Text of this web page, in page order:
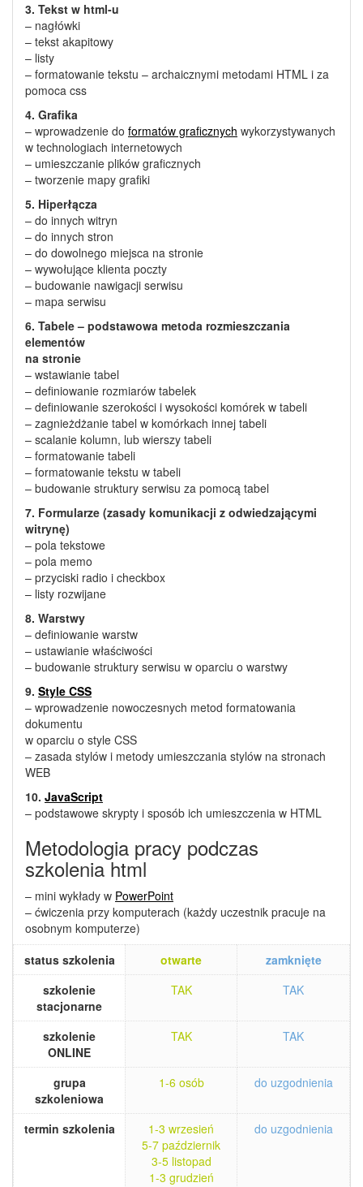
3. Tekst w html-u
– nagłówki
– tekst akapitowy
– listy
– formatowanie tekstu – archaicznymi metodami HTML i za
pomoca css
4. Grafika
– wprowadzenie do formatów graficznych wykorzystywanych
w technologiach internetowych
– umieszczanie plików graficznych
– tworzenie mapy grafiki
5. Hiperłącza
– do innych witryn
– do innych stron
– do dowolnego miejsca na stronie
– wywołujące klienta poczty
– budowanie nawigacji serwisu
– mapa serwisu
6. Tabele – podstawowa metoda rozmieszczania
elementów
na stronie
– wstawianie tabel
– definiowanie rozmiarów tabelek
– definiowanie szerokości i wysokości komórek w tabeli
– zagnieżdżanie tabel w komórkach innej tabeli
– scalanie kolumn, lub wierszy tabeli
– formatowanie tabeli
– formatowanie tekstu w tabeli
– budowanie struktury serwisu za pomocą tabel
7. Formularze (zasady komunikacji z odwiedzającymi
witrynę)
– pola tekstowe
– pola memo
– przyciski radio i checkbox
– listy rozwijane
8. Warstwy
– definiowanie warstw
– ustawianie właściwości
– budowanie struktury serwisu w oparciu o warstwy
9. Style CSS
– wprowadzenie nowoczesnych metod formatowania
dokumentu
w oparciu o style CSS
– zasada stylów i metody umieszczania stylów na stronach
WEB
10. JavaScript
– podstawowe skrypty i sposób ich umieszczenia w HTML
Metodologia pracy podczas
szkolenia html
– mini wykłady w PowerPoint
– ćwiczenia przy komputerach (każdy uczestnik pracuje na
osobnym komputerze)
status szkolenia
otwarte
zamknięte
szkolenie
stacjonarne
TAK TAK
szkolenie
ONLINE
TAK TAK
grupa
szkoleniowa
1-6 osób do uzgodnienia
termin szkolenia
1-3 wrzesień
5-7 październik
3-5 listopad
1-3 grudzień
do uzgodnienia